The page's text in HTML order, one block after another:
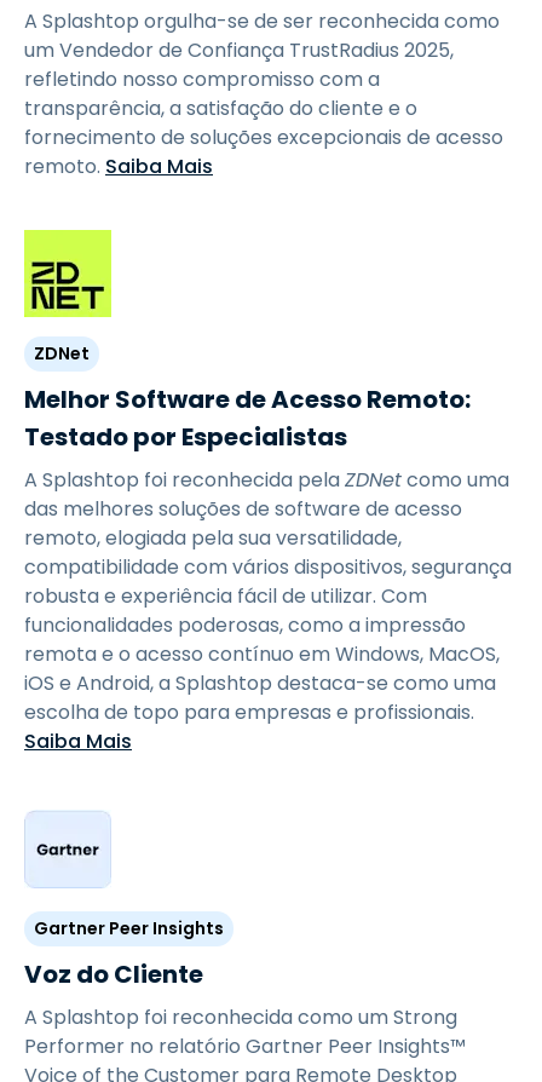
A Splashtop orgulha-se de ser reconhecida como
um Vendedor de Confiança TrustRadius 2025,
refletindo nosso compromisso com a
transparência, a satisfação do cliente e o
fornecimento de soluções excepcionais de acesso
remoto. Saiba Mais
ZDNet
Melhor Software de Acesso Remoto:
Testado por Especialistas
A Splashtop foi reconhecida pelaZDNetcomo uma
das melhores soluções de software de acesso
remoto, elogiada pela sua versatilidade,
compatibilidade com vários dispositivos, segurança
robusta e experiência fácil de utilizar. Com
funcionalidades poderosas, como a impressão
remota e o acesso contínuo em Windows, MacOS,
iOS e Android, a Splashtop destaca-se como uma
escolha de topo para empresas e profissionais.
Saiba Mais
Gartner Peer Insights
Voz do Cliente
A Splashtop foi reconhecida como um Strong
Performer no relatório Gartner Peer Insights™
Voice of the Customer para Remote Desktop